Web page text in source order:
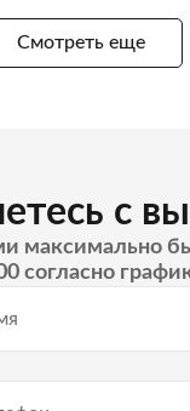
Смотреть еще
с
максимально
согласно